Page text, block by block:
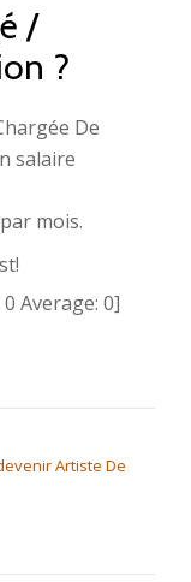
/
?
De
salaire
mois.
0 Average: 0]
Artiste De